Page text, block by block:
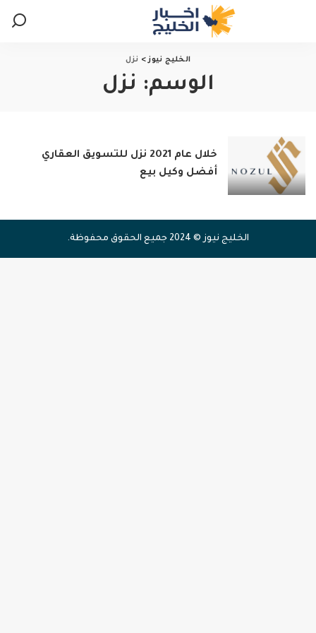
الخليج نيوز> نزل
الوسم: نزل
خلال عام 2021 نزل للتسويق العقاري
أفضل وكيل بيع
الخليج نيوز © 2024 جميع الحقوق محفوظة.